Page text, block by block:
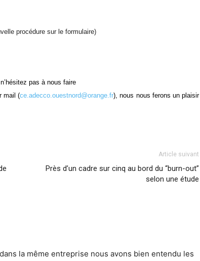
procédure sur le formulaire)
pas à nous faire
mail (ce.adecco.ouestnord@orange.fr), nous nous ferons un plaisir
Article suivant
Près d’un cadre sur cinq au bord du “burn-out”
selon une étude
la même entreprise nous avons bien entendu les